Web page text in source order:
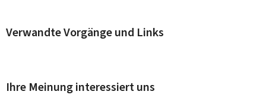
Verwandte Vorgänge und Links
Ihre Meinung interessiert uns